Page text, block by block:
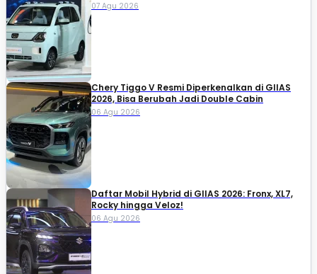
07 Agu 2026
Chery Tiggo V Resmi Diperkenalkan di GIIAS
2026, Bisa Berubah Jadi Double Cabin
06 Agu 2026
Daftar Mobil Hybrid di GIIAS 2026: Fronx, XL7,
Rocky hingga Veloz!
06 Agu 2026